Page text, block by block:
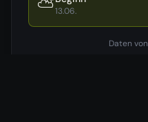
13.06.
Daten von